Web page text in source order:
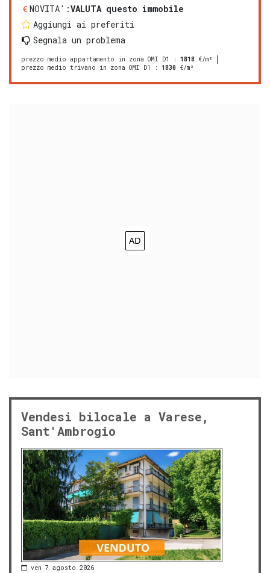
NOVITA':VALUTA questo immobile
Aggiungi ai preferiti
Segnala un problema
prezzo medio appartamento in zona OMI D1 : 1818 €/m²
prezzo medio trivano in zona OMI D1
: 1830 €/m²
Vendesi bilocale a Varese,
Sant'Ambrogio
ven 7 agosto 2026